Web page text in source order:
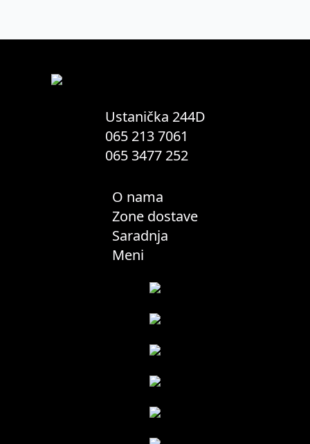
Ustanička 244D
065 213 7061
065 3477 252
O nama
Zone dostave
Saradnja
Meni